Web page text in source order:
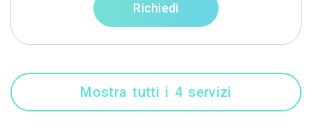
Richiedi
Mostra tutti i 4 servizi